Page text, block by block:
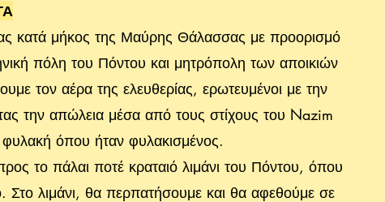
κατά μήκος της Μαύρης Θάλασσας με προορισμό
πόλη του Πόντου και μητρόπολη των αποικιών
τον αέρα της ελευθερίας, ερωτευμένοι με την
την απώλεια μέσα από τους στίχους του Nazim
όπου ήταν φυλακισμένος.
το πάλαι ποτέ κραταιό λιμάνι του Πόντου, όπου
Στο λιμάνι, θα περπατήσουμε και θα αφεθούμε σε